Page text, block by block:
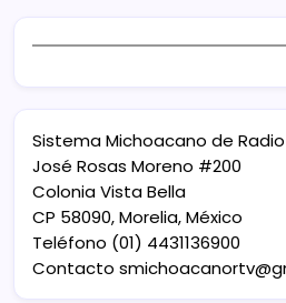
Sistema Michoacano de
José Rosas Moreno #200
Colonia Vista Bella
CP 58090, Morelia, México
Teléfono (01) 4431136900
Contacto